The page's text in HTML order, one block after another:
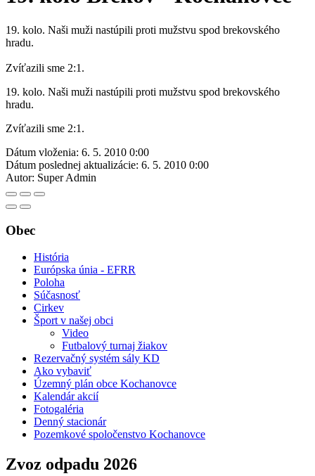
19. kolo. Naši muži nastúpili proti mužstvu spod brekovského
hradu.
Zvíťazili sme 2:1.
19. kolo. Naši muži nastúpili proti mužstvu spod brekovského
hradu.
Zvíťazili sme 2:1.
Dátum vloženia: 6. 5. 2010 0:00
Dátum poslednej aktualizácie: 6. 5. 2010 0:00
Autor: Super Admin
Obec
História
Európska únia - EFRR
Poloha
Súčasnosť
Cirkev
Šport v našej obci
Video
Futbalový turnaj žiakov
Rezervačný systém sály KD
Ako vybaviť
Územný plán obce Kochanovce
Kalendár akcií
Fotogaléria
Denný stacionár
Pozemkové spoločenstvo Kochanovce
Zvoz odpadu 2026